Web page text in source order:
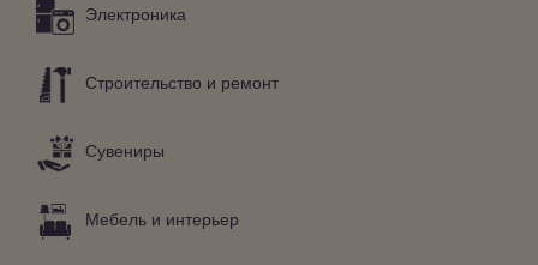
Электроника
Строительство и ремонт
Сувениры
Мебель и интерьер